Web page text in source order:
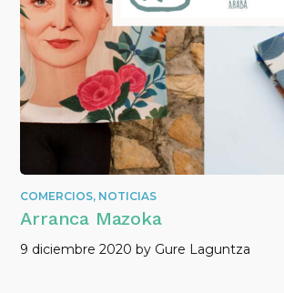
COMERCIOS, NOTICIAS
Arranca Mazoka
9 diciembre 2020 by Gure Laguntza